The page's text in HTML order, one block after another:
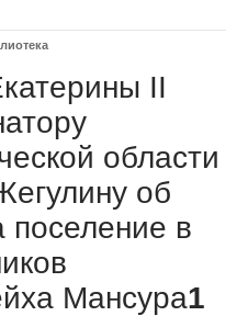
II
области
об
поселение в
Мансура1